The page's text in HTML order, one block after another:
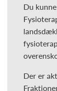
Du
Der er